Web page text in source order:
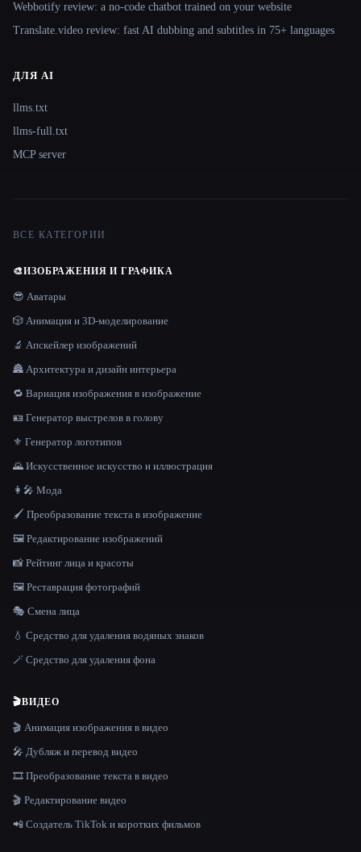
Webbotify review: a no-code chatbot trained on your website
Translate.video review: fast AI dubbing and subtitles in 75+ languages
ДЛЯ AI
llms.txt
llms-full.txt
MCP server
ВСЕ КАТЕГОРИИ
🎨ИЗОБРАЖЕНИЯ И ГРАФИКА
😎 Аватары
🎲 Анимация и 3D-моделирование
🔬 Апскейлер изображений
🏯 Архитектура и дизайн интерьера
🔁 Вариация изображения в изображение
🪪 Генератор выстрелов в голову
⚜️ Генератор логотипов
🌄 Искусственное искусство и иллюстрация
👩‍🎤 Мода
🖌️ Преобразование текста в изображение
🖼️ Редактирование изображений
📸 Рейтинг лица и красоты
🖼️ Реставрация фотографий
🎭 Смена лица
💧 Средство для удаления водяных знаков
🪄 Средство для удаления фона
🎬ВИДЕО
🎬 Анимация изображения в видео
🎤 Дубляж и перевод видео
🎞️ Преобразование текста в видео
🎬 Редактирование видео
📲 Создатель TikTok и коротких фильмов